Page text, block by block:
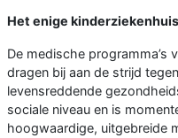
Het enige
De medische programma’s
dragen bij aan de strijd
levensreddende
sociale niveau en is
hoogwaardige, uitgebreide